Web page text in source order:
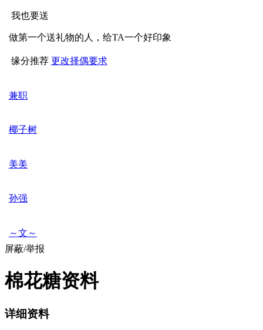
我也要送
做第一个送礼物的人，给TA一个好印象
缘分推荐 更改择偶要求
兼职
椰子树
美美
孙强
～文～
屏蔽/举报
棉花糖资料
详细资料